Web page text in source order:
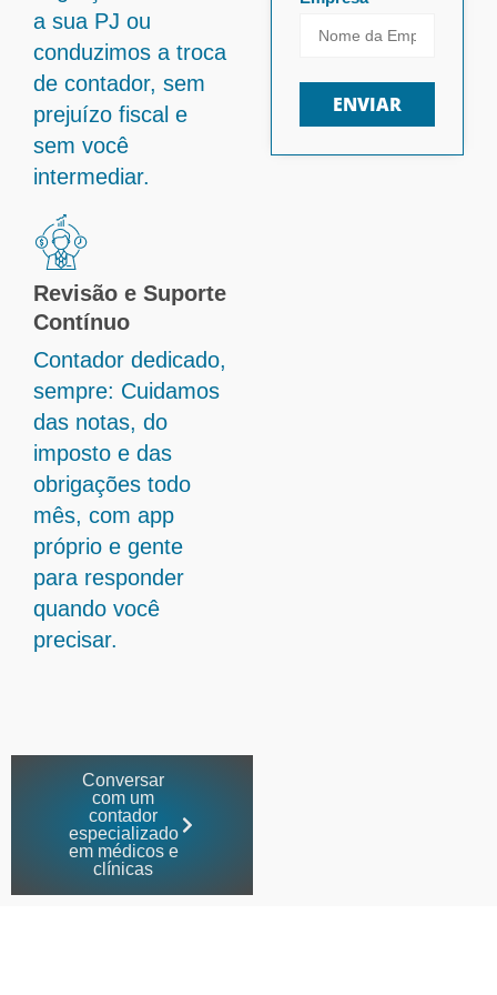
a sua PJ ou
conduzimos a troca
de contador, sem
prejuízo fiscal e
sem você
intermediar.
Revisão e Suporte
Contínuo
Contador dedicado,
sempre: Cuidamos
das notas, do
imposto e das
obrigações todo
mês, com app
próprio e gente
para responder
quando você
precisar.
ENVIAR
Conversar
com um
contador
especializado
em médicos e
clínicas